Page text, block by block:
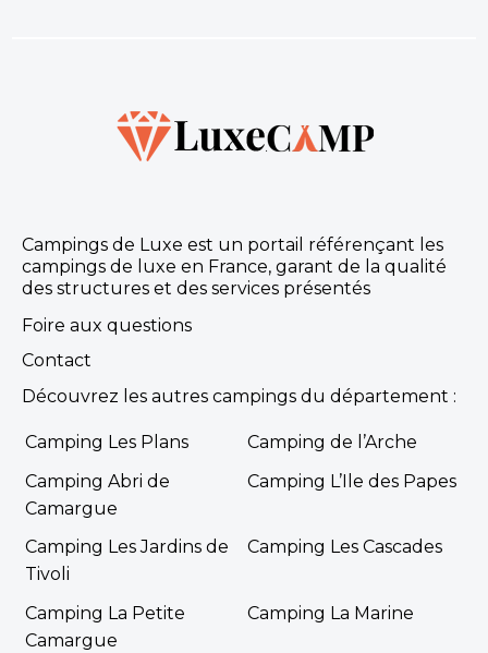
Campings de Luxe est un portail référençant les
campings de luxe en France, garant de la qualité
des structures et des services présentés
Foire aux questions
Contact
Découvrez les autres campings du département :
Camping Les Plans
Camping de l’Arche
Camping Abri de
Camargue
Camping L’Ile des Papes
Camping Les Jardins de
Tivoli
Camping Les Cascades
Camping La Petite
Camargue
Camping La Marine